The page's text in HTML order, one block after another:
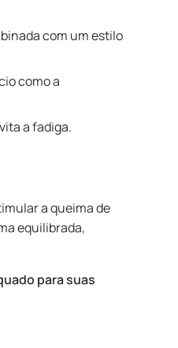
com um estilo
como a
a fadiga.
a queima de
equilibrada,
para suas